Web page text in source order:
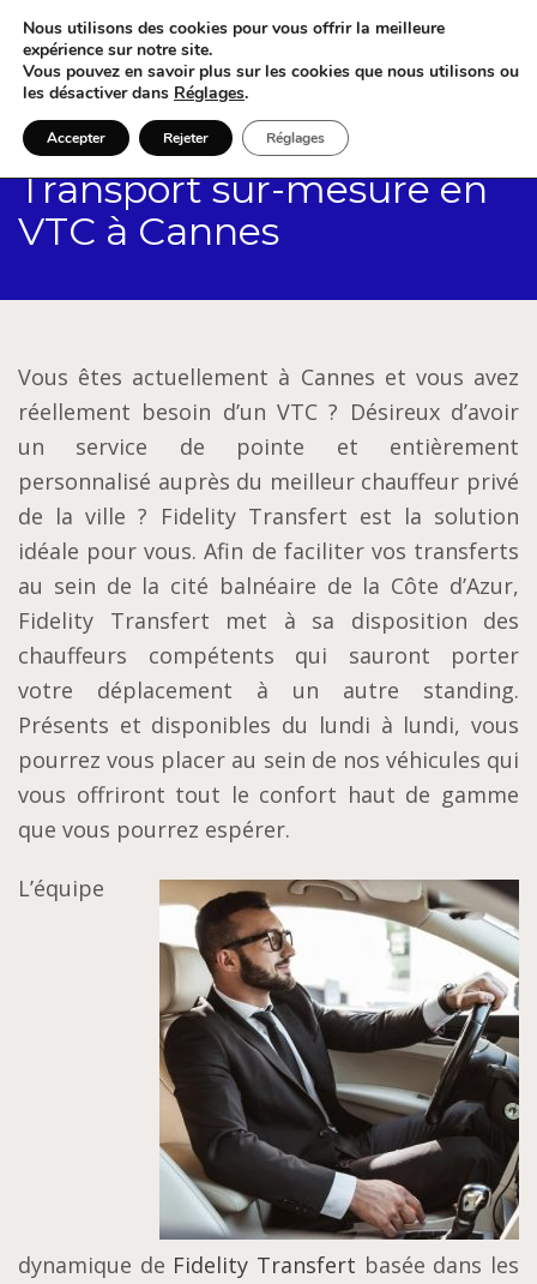
Transport sur-mesure en
VTC à Cannes
Vous êtes actuellement à Cannes et vous avez
réellement besoin d’un VTC ? Désireux d’avoir
un service de pointe et entièrement
personnalisé auprès du meilleur chauffeur privé
de la ville ? Fidelity Transfert est la solution
idéale pour vous. Afin de faciliter vos transferts
au sein de la cité balnéaire de la Côte d’Azur,
Fidelity Transfert met à sa disposition des
chauffeurs compétents qui sauront porter
votre déplacement à un autre standing.
Présents et disponibles du lundi à lundi, vous
pourrez vous placer au sein de nos véhicules qui
vous offriront tout le confort haut de gamme
que vous pourrez espérer.
L’équipe
dynamique de Fidelity Transfert basée dans les
Nous utilisons des cookies pour vous offrir la meilleure
expérience sur notre site.
Vous pouvez en savoir plus sur les cookies que nous utilisons ou
les désactiver dans Réglages.
Accepter Rejeter Réglages